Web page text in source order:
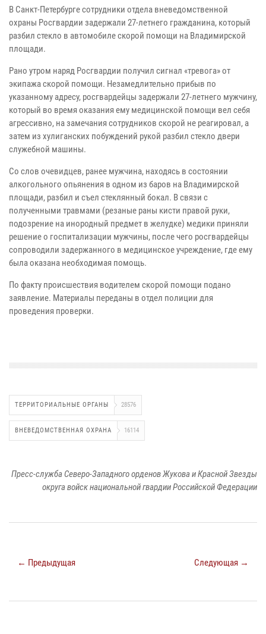
В Санкт-Петербурге сотрудники отдела вневедомственной
охраны Росгвардии задержали 27-летнего гражданина, который
разбил стекло в автомобиле скорой помощи на Владимирской
площади.
Рано утром наряд Росгвардии получил сигнал «тревога» от
экипажа скорой помощи. Незамедлительно прибыв по
указанному адресу, росгвардейцы задержали 27-летнего мужчину,
который во время оказания ему медицинской помощи вел себя
агрессивно, на замечания сотрудников скорой не реагировал, а
затем из хулиганских побуждений рукой разбил стекло двери
служебной машины.
Со слов очевидцев, ранее мужчина, находясь в состоянии
алкогольного опьянения в одном из баров на Владимирской
площади, разбил и съел стеклянный бокал. В связи с
полученными травмами (резаные раны кисти правой руки,
подозрение на инородный предмет в желудке) медики приняли
решение о госпитализации мужчины, после чего росгвардейцы
сопроводили задержанного в медицинское учреждение, где ему
была оказана необходимая помощь.
По факту происшествия водителем скорой помощи подано
заявление. Материалы переданы в отдел полиции для
проведения проверки.
ТЕРРИТОРИАЛЬНЫЕ ОРГАНЫ 28576
ВНЕВЕДОМСТВЕННАЯ ОХРАНА 16114
Пресс-служба Северо-Западного орденов Жукова и Красной Звезды
округа войск национальной гвардии Российской Федерации
← Предыдущая Следующая →